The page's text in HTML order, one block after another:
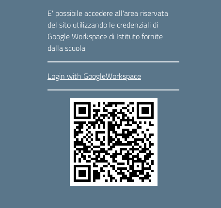
E' possibile accedere all'area riservata
del sito utilizzando le credenziali di
Google Workspace di Istituto fornite
dalla scuola
Login with GoogleWorkspace